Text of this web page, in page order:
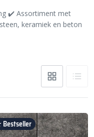
✔️ Assortiment met
keramiek en beton